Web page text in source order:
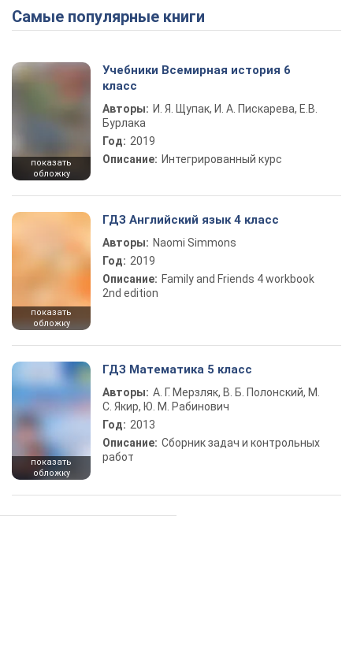
Play Video
Самые популярные книги
показать
обложку
Учебники Всемирная история 6
класс
Авторы: И. Я. Щупак, И. А. Пискарева, Е.В.
Бурлака
Год: 2019
Описание: Интегрированный курс
показать
обложку
ГДЗ Английский язык 4 класс
Авторы: Naomi Simmons
Год: 2019
Описание: Family and Friends 4 workbook
2nd edition
показать
обложку
ГДЗ Математика 5 класс
Авторы: А. Г. Мерзляк, В. Б. Полонский, М.
С. Якир, Ю. М. Рабинович
Год: 2013
Описание: Сборник задач и контрольных
работ